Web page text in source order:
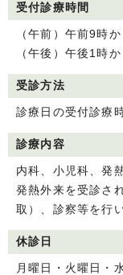
受付診療時間
（午前）午前9時
（午後）午後1時
受診方法
診療日の受付診療
診療内容
内科、小児科、発
発熱外来を受診さ
取）、診察等を行
休診日
月曜日・火曜日・